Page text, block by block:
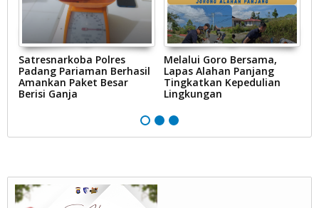
Satresnarkoba Polres
Padang Pariaman Berhasil
Amankan Paket Besar
Berisi Ganja
Melalui Goro Bersama,
Lapas Alahan Panjang
Tingkatkan Kepedulian
Lingkungan